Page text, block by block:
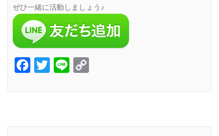
ぜひ一緒に活動しましょう♪
Facebook
Twitter
Line